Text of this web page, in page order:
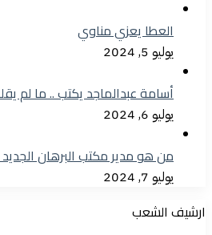
العطا يعزي مناوي
يوليو 5, 2024
أسامة عبدالماجد يكتب .. ما لم
يوليو 6, 2024
من هو مدير مكتب البرهان
يوليو 7, 2024
ارشيف الشعب